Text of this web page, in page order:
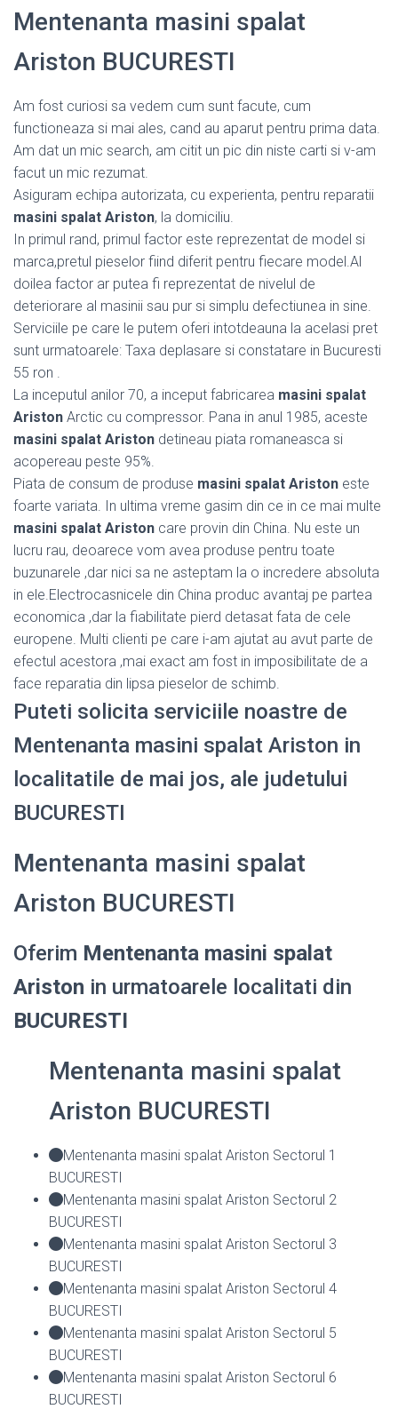
Mentenanta masini spalat
Ariston BUCURESTI
Am fost curiosi sa vedem cum sunt facute, cum
functioneaza si mai ales, cand au aparut pentru prima data.
Am dat un mic search, am citit un pic din niste carti si v-am
facut un mic rezumat.
Asiguram echipa autorizata, cu experienta, pentru reparatii
masini spalat Ariston, la domiciliu.
In primul rand, primul factor este reprezentat de model si
marca,pretul pieselor fiind diferit pentru fiecare model.Al
doilea factor ar putea fi reprezentat de nivelul de
deteriorare al masinii sau pur si simplu defectiunea in sine.
Serviciile pe care le putem oferi intotdeauna la acelasi pret
sunt urmatoarele: Taxa deplasare si constatare in Bucuresti
55 ron .
La inceputul anilor 70, a inceput fabricarea masini spalat
Ariston Arctic cu compressor. Pana in anul 1985, aceste
masini spalat Ariston detineau piata romaneasca si
acopereau peste 95%.
Piata de consum de produse masini spalat Ariston este
foarte variata. In ultima vreme gasim din ce in ce mai multe
masini spalat Ariston care provin din China. Nu este un
lucru rau, deoarece vom avea produse pentru toate
buzunarele ,dar nici sa ne asteptam la o incredere absoluta
in ele.Electrocasnicele din China produc avantaj pe partea
economica ,dar la fiabilitate pierd detasat fata de cele
europene. Multi clienti pe care i-am ajutat au avut parte de
efectul acestora ,mai exact am fost in imposibilitate de a
face reparatia din lipsa pieselor de schimb.
Puteti solicita serviciile noastre de
Mentenanta masini spalat Ariston in
localitatile de mai jos, ale judetului
BUCURESTI
Mentenanta masini spalat
Ariston BUCURESTI
Oferim Mentenanta masini spalat
Ariston in urmatoarele localitati din
BUCURESTI
Mentenanta masini spalat
Ariston BUCURESTI
Mentenanta masini spalat Ariston Sectorul 1
BUCURESTI
Mentenanta masini spalat Ariston Sectorul 2
BUCURESTI
Mentenanta masini spalat Ariston Sectorul 3
BUCURESTI
Mentenanta masini spalat Ariston Sectorul 4
BUCURESTI
Mentenanta masini spalat Ariston Sectorul 5
BUCURESTI
Mentenanta masini spalat Ariston Sectorul 6
BUCURESTI